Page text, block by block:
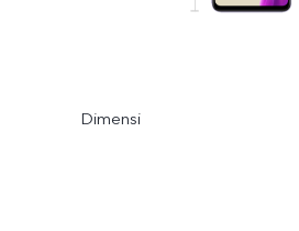
Dimensi